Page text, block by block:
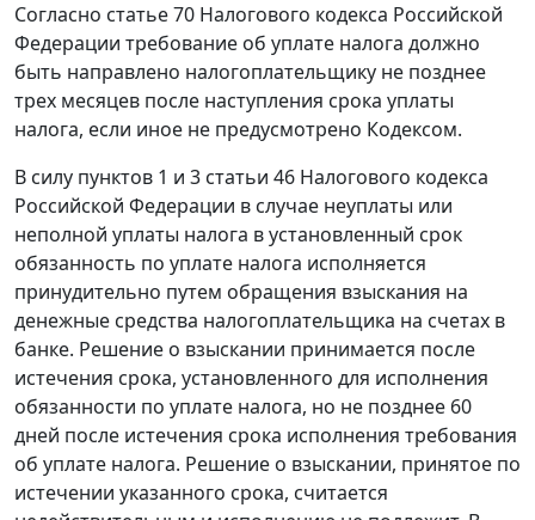
Согласно статье 70 Налогового кодекса Российской
Федерации требование об уплате налога должно
быть направлено налогоплательщику не позднее
трех месяцев после наступления срока уплаты
налога, если иное не предусмотрено Кодексом.
В силу пунктов 1 и 3 статьи 46 Налогового кодекса
Российской Федерации в случае неуплаты или
неполной уплаты налога в установленный срок
обязанность по уплате налога исполняется
принудительно путем обращения взыскания на
денежные средства налогоплательщика на счетах в
банке. Решение о взыскании принимается после
истечения срока, установленного для исполнения
обязанности по уплате налога, но не позднее 60
дней после истечения срока исполнения требования
об уплате налога. Решение о взыскании, принятое по
истечении указанного срока, считается